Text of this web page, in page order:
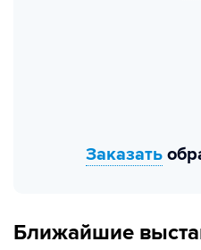
Заказать
Ближайшие